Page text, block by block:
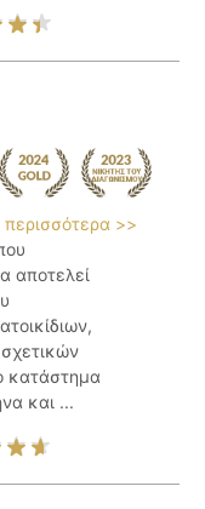
περισσότερα >>
αποτελεί
κατάστημα
και ...